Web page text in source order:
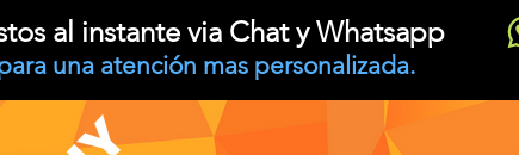
al instante via Chat y Whatsapp
una atención mas personalizada.